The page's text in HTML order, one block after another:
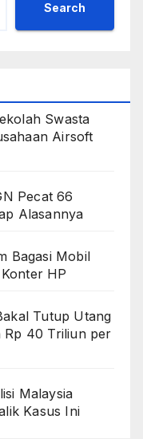
Search
Swasta
Airsoft
Pecat 66
Alasannya
Bagasi Mobil
HP
Tutup Utang
Rp 40 Triliun per
Malaysia
Kasus Ini